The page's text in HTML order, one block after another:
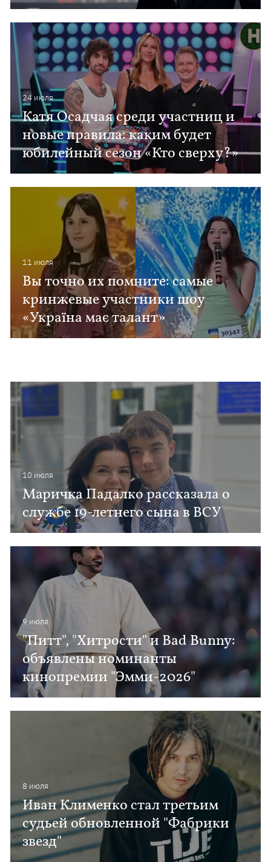
24 июля
Катя Осадчая среди участниц и
новые правила: каким будет
юбилейный сезон «Кто сверху?»
11 июля
Вы точно их помните: самые
кринжевые участники шоу
«Україна має талант»
10 июля
Маричка Падалко рассказала о
службе 19-летнего сына в ВСУ
9 июля
"Питт", "Хитрости" и Bad Bunny:
объявлены номинанты
кинопремии "Эмми-2026"
8 июля
Иван Клименко стал третьим
судьей обновленной "Фабрики
звезд"